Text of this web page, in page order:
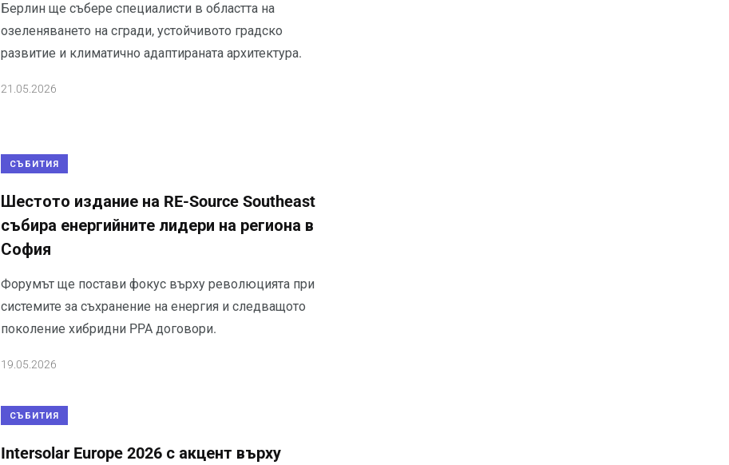
Берлин ще събере специалисти в областта на
озеленяването на сгради, устойчивото градско
развитие и климатично адаптираната архитектура.
21.05.2026
СЪБИТИЯ
Шестото издание на RE-Source Southeast
събира енергийните лидери на региона в
София
Форумът ще постави фокус върху революцията при
системите за съхранение на енергия и следващото
поколение хибридни PPA договори.
19.05.2026
СЪБИТИЯ
Intersolar Europe 2026 с акцент върху